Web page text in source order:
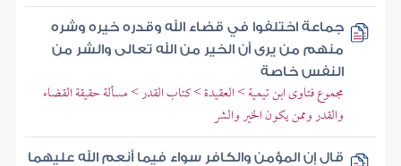
جماعة اختلفوا في قضاء الله وقدره خيره وشره
منهم من يرى أن الخير من الله تعالى والشر من
النفس خاصة
مجموع فتاوى ابن تيمية > العقيدة > كتاب القدر > مسألة حقيقة القضاء
والقدر وممن يكون الخير والشر
قال إن المؤمن والكافر سواء فيما أنعم الله عليهما